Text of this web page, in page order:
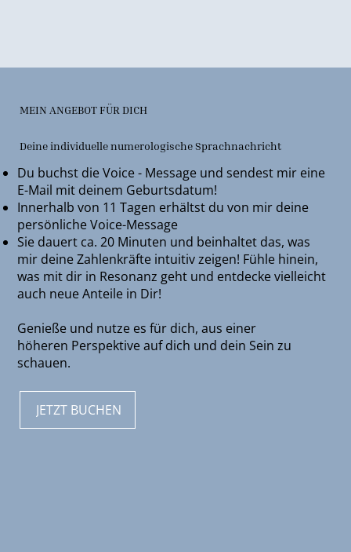
MEIN ANGEBOT FÜR DICH
Deine individuelle numerologische Sprachnachricht
Du buchst die Voice - Message und sendest mir eine
E-Mail mit deinem Geburtsdatum!
Innerhalb von 11 Tagen erhältst du von mir deine
persönliche Voice-Message
Sie dauert ca. 20 Minuten und beinhaltet das, was
mir deine Zahlenkräfte intuitiv zeigen! Fühle hinein,
was mit dir in Resonanz geht und entdecke vielleicht
auch neue Anteile in Dir!
Genieße und nutze es für dich, aus einer
höheren Perspektive auf dich und dein Sein zu
schauen.
JETZT BUCHEN